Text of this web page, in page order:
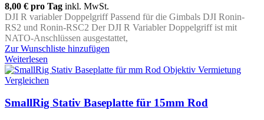
8,00 € pro Tag inkl. MwSt.
DJI R variabler Doppelgriff Passend für die Gimbals DJI Ronin-
RS2 und Ronin-RSC2 Der DJI R Variabler Doppelgriff ist mit
NATO-Anschlüssen ausgestattet,
Zur Wunschliste hinzufügen
Weiterlesen
Vergleichen
SmallRig Stativ Baseplatte für 15mm Rod